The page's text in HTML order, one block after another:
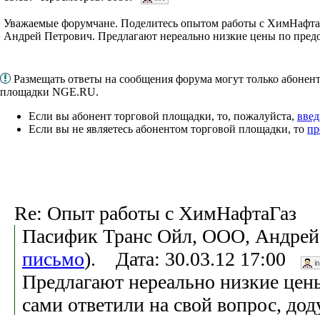
Уважаемые форумчане. Поделитесь опытом работы с
Андрей Петрович. Предлагают нереально низкие цены по
Размещать ответы на сообщения форума могут только
площадки NGE.RU.
Если вы абонент торговой площадки, то, пожалуйста,
Если вы не являетесь абонентом торговой площадки, то
Re: Опыт работы с ХимНафтаГаз
Пасифик Транс Ойл, ООО, Андрей
письмо). Дата: 30.03.12 17:00
Предлагают нереально низкие
сами ответили на свой вопрос,